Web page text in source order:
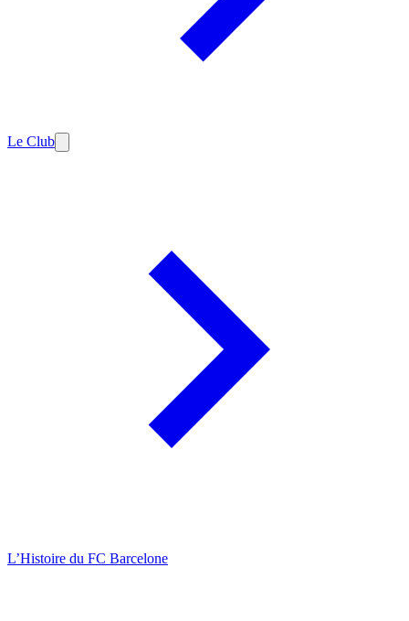
Le Club
L’Histoire du FC Barcelone